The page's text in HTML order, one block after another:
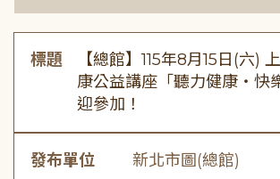
標題
【總館】115年8月15日(六)
康公益講座「聽力健康・快
迎參加！
發布單位 新北市圖(總館)